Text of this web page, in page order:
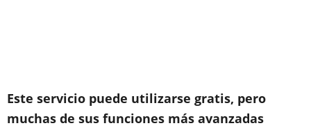
Este servicio puede utilizarse gratis, pero
muchas de sus funciones más avanzadas